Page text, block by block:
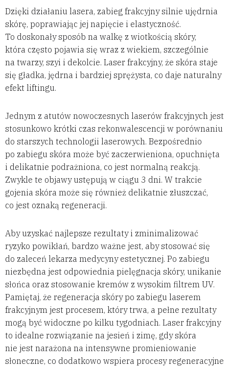
Dzięki działaniu lasera, zabieg frakcyjny silnie ujędrnia
skórę, poprawiając jej napięcie i elastyczność.
To doskonały sposób na walkę z wiotkością skóry,
która często pojawia się wraz z wiekiem, szczególnie
na twarzy, szyi i dekolcie. Laser frakcyjny, że skóra staje
się gładka, jędrna i bardziej sprężysta, co daje naturalny
efekt liftingu.
Jednym z atutów nowoczesnych laserów frakcyjnych jest
stosunkowo krótki czas rekonwalescencji w porównaniu
do starszych technologii laserowych. Bezpośrednio
po zabiegu skóra może być zaczerwieniona, opuchnięta
i delikatnie podrażniona, co jest normalną reakcją.
Zwykle te objawy ustępują w ciągu 3 dni. W trakcie
gojenia skóra może się również delikatnie złuszczać,
co jest oznaką regeneracji.
Aby uzyskać najlepsze rezultaty i zminimalizować
ryzyko powikłań, bardzo ważne jest, aby stosować się
do zaleceń lekarza medycyny estetycznej. Po zabiegu
niezbędna jest odpowiednia pielęgnacja skóry, unikanie
słońca oraz stosowanie kremów z wysokim filtrem UV.
Pamiętaj, że regeneracja skóry po zabiegu laserem
frakcyjnym jest procesem, który trwa, a pełne rezultaty
mogą być widoczne po kilku tygodniach. Laser frakcyjny
to idealne rozwiązanie na jesień i zimę, gdy skóra
nie jest narażona na intensywne promieniowanie
słoneczne, co dodatkowo wspiera procesy regeneracyjne